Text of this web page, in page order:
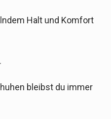
Halt und Komfort
bleibst du immer